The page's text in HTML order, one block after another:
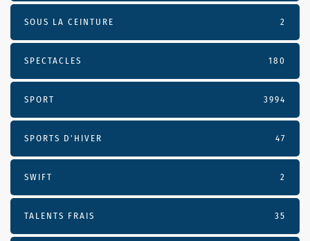
SOUS LA CEINTURE 2
SPECTACLES 180
SPORT 3994
SPORTS D'HIVER 47
SWIFT 2
TALENTS FRAIS 35